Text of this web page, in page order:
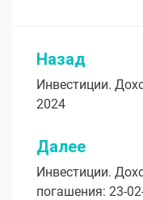
Навигация
по
записям
Назад
Инвестиции.
2024
Далее
Инвестиции.
погашения: 23-